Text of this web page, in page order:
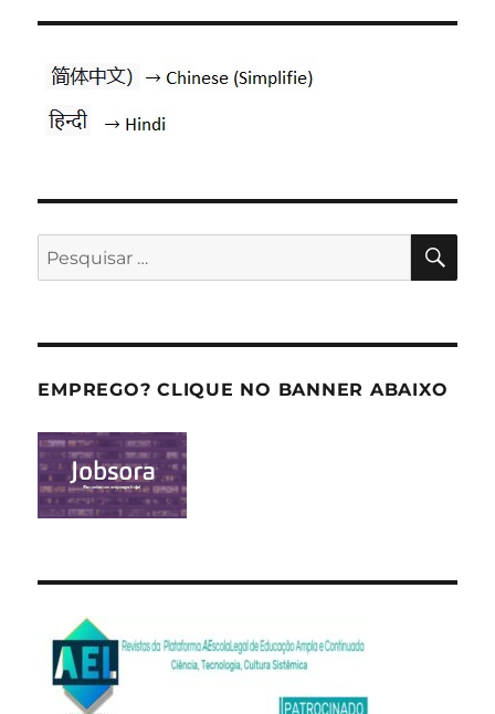
Pesquisar
por:
EMPREGO? CLIQUE NO BANNER ABAIXO